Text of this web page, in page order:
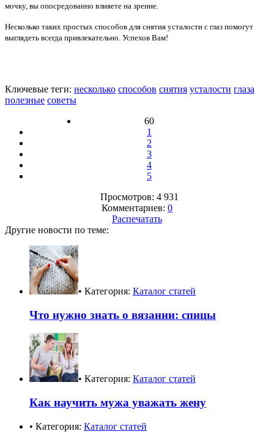
мочку, вы опосредованно влияете на зрение.
Несколько таких простых способов для снятия усталости с глаз помогут
выглядеть всегда привлекательно. Успехов Вам!
Ключевые теги: несколько способов снятия усталости глаза
полезные советы
60
1
2
3
4
5
Просмотров: 4 931
Комментариев: 0
Распечатать
Другие новости по теме:
• Категория: Каталог статей
Что нужно знать о вязании: спицы
• Категория: Каталог статей
Как научить мужа уважать жену
• Категория: Каталог статей